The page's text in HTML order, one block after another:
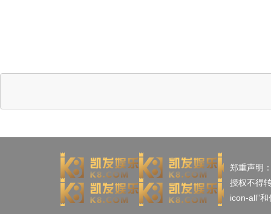
郑重声明
授权不得
icon-all”